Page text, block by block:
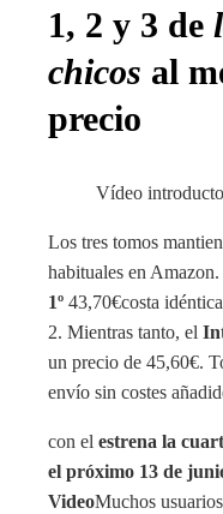
1, 2 y 3 de
chicos al
precio
Vídeo
Los tres tomos
habituales en Amazon.
1º 43,70€costa
2. Mientras tanto, el
un precio de 45,60€.
envío sin costes
con el estrena la
el próximo 13 de
VideoMuchos